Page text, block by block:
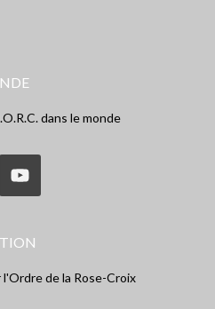
dans le monde
de la Rose-Croix